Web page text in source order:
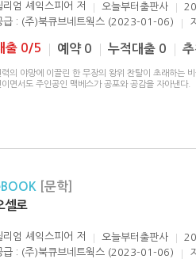
리엄 셰익스피어 저 오늘부터출판사
급 : (주)북큐브네트웍스 (2023-01-06)
출 0/5 예약 0 누적대출 0
력의 야망에 이끌린 한 무장의 왕위 찬탈이 초래하는
이면서도 주인공인 맥베스가 공포와 공감을 자아낸다.
[문학]
셀로
리엄 셰익스피어 저 오늘부터출판사
급 : (주)북큐브네트웍스 (2023-01-06)